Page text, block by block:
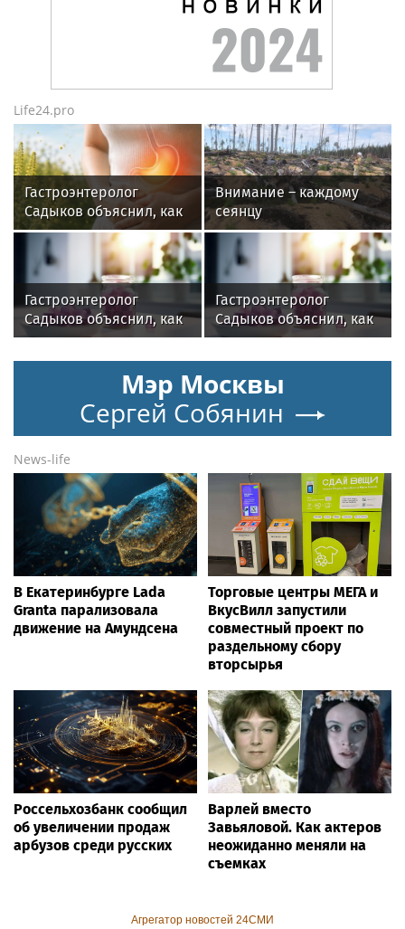
Life24.pro
Гастроэнтеролог
Садыков объяснил, как
амброзия может влиять
на ЖКТ
Внимание – каждому
сеянцу
Гастроэнтеролог
Садыков объяснил, как
сахар в рационе
Гастроэнтеролог
Садыков объяснил, как
сахар в рационе
Мэр Москвы
Сергей Собянин
News-life
В Екатеринбурге Lada
Granta парализовала
движение на Амундсена
Торговые центры МЕГА и
ВкусВилл запустили
совместный проект по
раздельному сбору
вторсырья
Россельхозбанк сообщил
об увеличении продаж
арбузов среди русских
Варлей вместо
Завьяловой. Как актеров
неожиданно меняли на
съемках
Агрегатор новостей 24СМИ